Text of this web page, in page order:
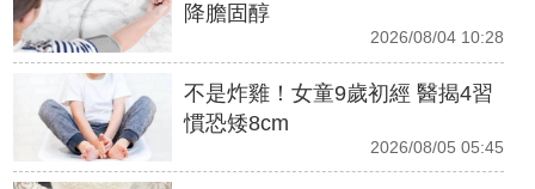
降膽固醇
2026/08/04 10:28
不是炸雞！女童9歲初經 醫揭4習
慣恐矮8cm
2026/08/05 05:45